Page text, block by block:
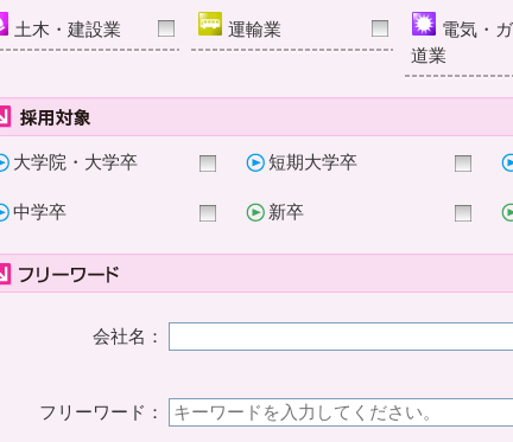
土木・建設業 運輸業
電気・
道業
大学院・大学卒 短期大学卒
中学卒 新卒
会社名：
フリーワード：